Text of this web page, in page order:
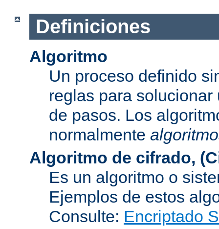
Definiciones
Algoritmo
Un proceso definido
reglas para
de pasos. Los
normalmente
Algoritmo de cifrado,
Es un algoritmo o
Ejemplos de estos
Consulte: Encriptado